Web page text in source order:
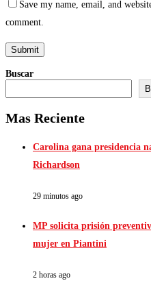
Save my name, email, and
comment.
Buscar
Mas Reciente
Carolina gana presidencia
Richardson
29 minutos ago
MP solicita prisión
mujer en Piantini
2 horas ago